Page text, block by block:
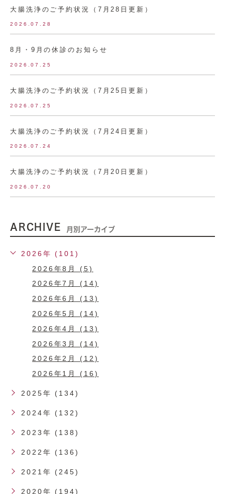
大腸洗浄のご予約状況（7月28日更新）
2026.07.28
8月・9月の休診のお知らせ
2026.07.25
大腸洗浄のご予約状況（7月25日更新）
2026.07.25
大腸洗浄のご予約状況（7月24日更新）
2026.07.24
大腸洗浄のご予約状況（7月20日更新）
2026.07.20
ARCHIVE 月別アーカイブ
2026年 (101)
2026年8月 (5)
2026年7月 (14)
2026年6月 (13)
2026年5月 (14)
2026年4月 (13)
2026年3月 (14)
2026年2月 (12)
2026年1月 (16)
2025年 (134)
2024年 (132)
2023年 (138)
2022年 (136)
2021年 (245)
2020年 (194)